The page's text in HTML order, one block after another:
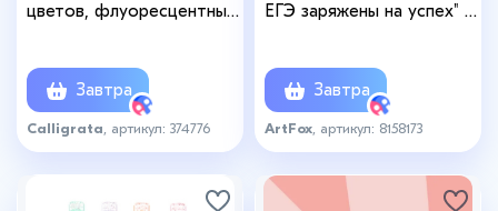
цветов, флуоресцентные,
Завтра
Calligrata , артикул: 374776
ЕГЭ заряжены на успех" 2
Завтра
ArtFox , артикул: 8158173